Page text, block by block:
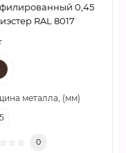
0,45
RAL 8017
металла, (мм)
0